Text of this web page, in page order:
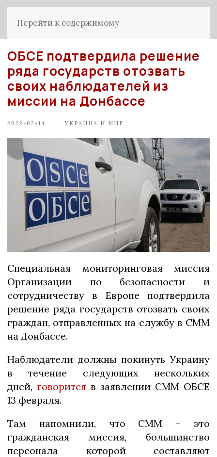
Перейти к содержимому
ОБСЕ подтвердила решение
ряда государств отозвать
своих наблюдателей из
миссии на Донбассе
2022-02-14 УКРАИНА И МИР
Специальная мониторинговая миссия
Организации по безопасности и
сотрудничеству в Европе подтвердила
решение ряда государств отозвать своих
граждан, отправленных на службу в СММ
на Донбассе.
Наблюдатели должны покинуть Украину
в течение следующих нескольких
дней, говорится в заявлении СММ ОБСЕ
13 февраля.
Там напомнили, что СММ – это
гражданская миссия, большинство
персонала которой составляют